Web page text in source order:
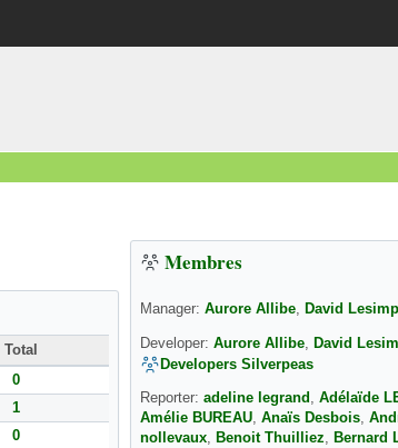
Total
0
1
0
Membres
Manager: Aurore Allibe David
Developer: Aurore Allibe, David
Developers Silverpeas
Reporter: adeline legrand , Adélaïde
Amélie BUREAU, Anaïs Desbois,
nollevaux, Benoit Thuilliez, Bernard